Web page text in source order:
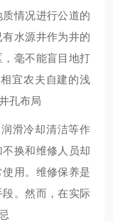
情况进行公道的
水源井作为井的
毫不能盲目地打
宜农夫自建的浅
孔布局
滑冷却清洁等作
换和维修人员却
用。维修保养是
。然而，在实际